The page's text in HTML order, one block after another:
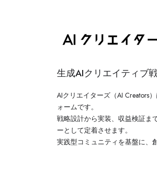
OiiOii
Renoise AI
Sora
Veo
Kling AI
ロデュ
管理な
発案件
登録申
エイタ
生成AIクリエイティブ
AIクリエイターズ（AI Creators
ォームです。
戦略設計から実装、収益検証ま
ーとして定着させます。
実践型コミュニティを基盤に、